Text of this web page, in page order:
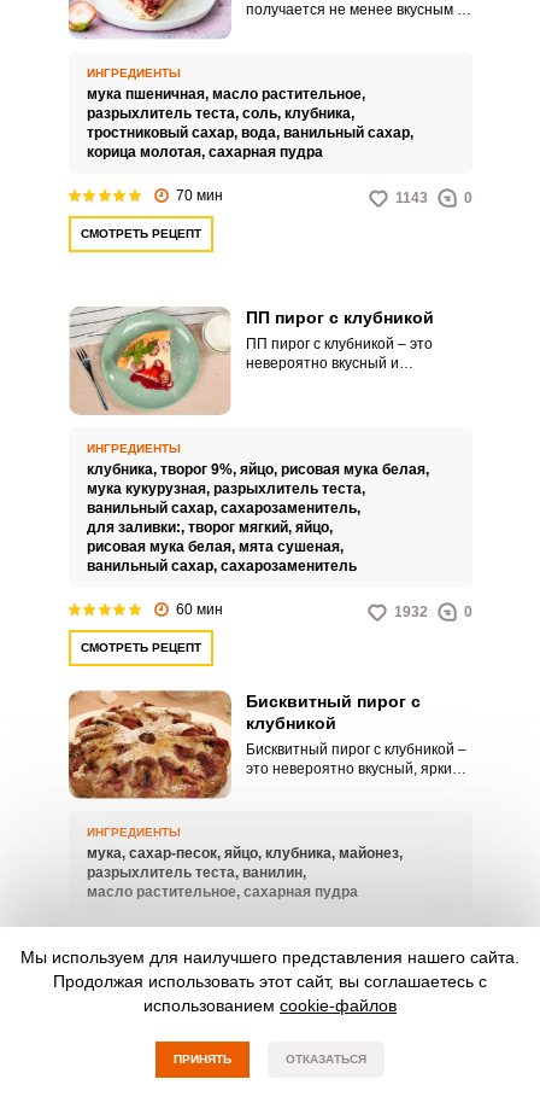
получается не менее вкусным в
дней, но и для здорового
питания. В этом рецепте для
пирога замешиваем песочное
тесто на охлажденном
растительном масле,
ИНГРЕДИЕНТЫ
мука пшеничная, масло растительное,
разрыхлитель теста, соль, клубника,
тростниковый сахар, вода, ванильный сахар,
корица молотая, сахарная пудра
70 мин 1143 0
СМОТРЕТЬ РЕЦЕПТ
ПП пирог с клубникой
ПП пирог с клубникой – это
невероятно вкусный и
и порадует вас невысокой
калорийностью.
ИНГРЕДИЕНТЫ
клубника, творог 9%, яйцо, рисовая мука белая,
мука кукурузная, разрыхлитель теста,
ванильный сахар, сахарозаменитель,
для заливки:, творог мягкий, яйцо,
рисовая мука белая, мята сушеная,
ванильный сахар, сахарозаменитель
60 мин 1932 0
СМОТРЕТЬ РЕЦЕПТ
Бисквитный пирог с
клубникой
Бисквитный пирог с клубникой –
это невероятно вкусный, яркий и
скромных домашних чаепитий.
Для приготовления такого
аппетитного пирога
используйте наш проверенный
пошаговый рецепт.
ИНГРЕДИЕНТЫ
мука, сахар-песок, яйцо, клубника, майонез,
разрыхлитель теста, ванилин,
масло растительное, сахарная пудра
Творожный пирог с клубникой в
Мы используем для наилучшего представления нашего сайта.
Продолжая использовать этот сайт, вы соглашаетесь с
использованием cookie-файлов
ПРИНЯТЬ ОТКАЗАТЬСЯ